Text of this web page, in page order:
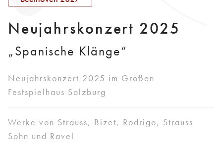
Neujahrskonzert 2025
„Spanische Klänge“
Neujahrskonzert 2025 im Großen
Festspielhaus Salzburg
Werke von Strauss, Bizet, Rodrigo, Strauss
Sohn und Ravel